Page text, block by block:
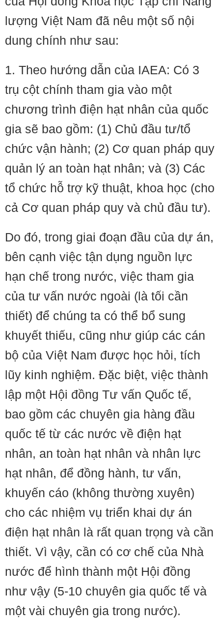
lượng Việt Nam đã nêu một số nội
dung chính như sau:
1. Theo hướng dẫn của IAEA: Có 3
trụ cột chính tham gia vào một
chương trình điện hạt nhân của quốc
gia sẽ bao gồm: (1) Chủ đầu tư/tổ
chức vận hành; (2) Cơ quan pháp quy
quản lý an toàn hạt nhân; và (3) Các
tổ chức hỗ trợ kỹ thuật, khoa học (cho
cả Cơ quan pháp quy và chủ đầu tư).
Do đó, trong giai đoạn đầu của dự án,
bên cạnh việc tận dụng nguồn lực
hạn chế trong nước, việc tham gia
của tư vấn nước ngoài (là tối cần
thiết) để chúng ta có thể bổ sung
khuyết thiếu, cũng như giúp các cán
bộ của Việt Nam được học hỏi, tích
lũy kinh nghiệm. Đặc biệt, việc thành
lập một Hội đồng Tư vấn Quốc tế,
bao gồm các chuyên gia hàng đầu
quốc tế từ các nước về điện hạt
nhân, an toàn hạt nhân và nhân lực
hạt nhân, để đồng hành, tư vấn,
khuyến cáo (không thường xuyên)
cho các nhiệm vụ triển khai dự án
điện hạt nhân là rất quan trọng và cần
thiết. Vì vậy, cần có cơ chế của Nhà
nước để hình thành một Hội đồng
như vậy (5-10 chuyên gia quốc tế và
một vài chuyên gia trong nước).